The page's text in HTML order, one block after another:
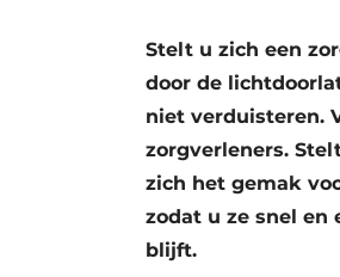
Stelt u zich een
door de
niet verduisteren.
zorgverleners.
zich het gemak
zodat u ze snel
blijft.